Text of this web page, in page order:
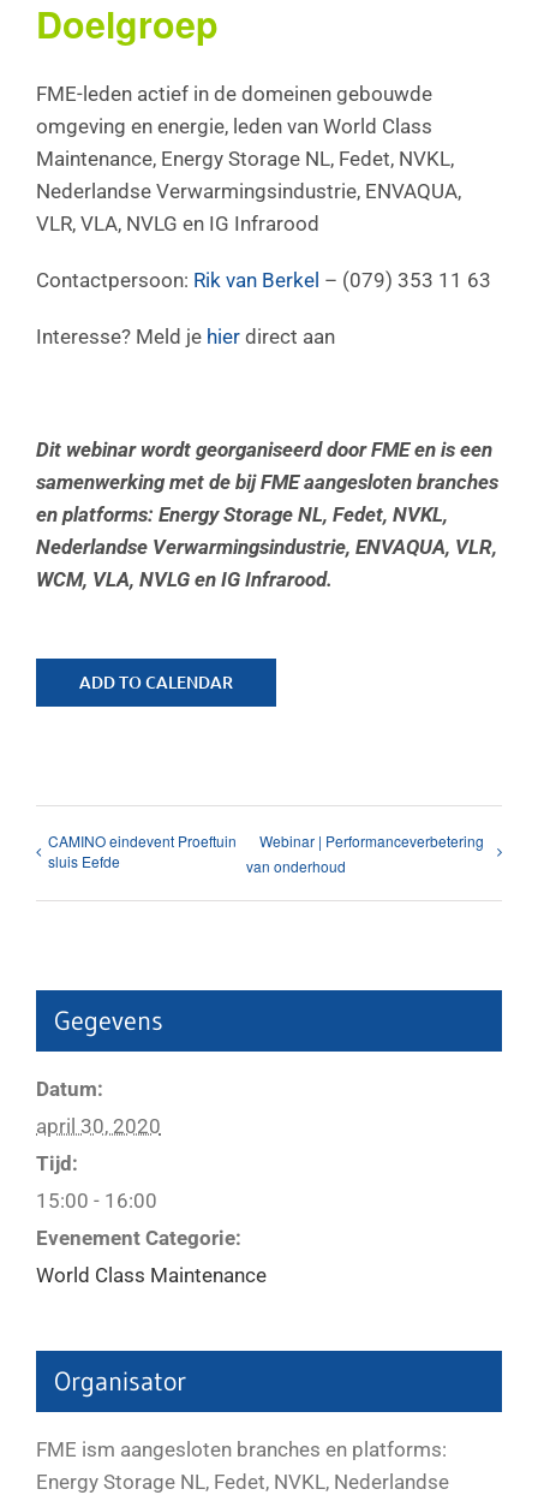
Doelgroep
FME-leden actief in de domeinen gebouwde
omgeving en energie, leden van World Class
Maintenance, Energy Storage NL, Fedet, NVKL,
Nederlandse Verwarmingsindustrie, ENVAQUA,
VLR, VLA, NVLG en IG Infrarood
Contactpersoon: Rik van Berkel – (079) 353 11 63
Interesse? Meld je hier direct aan
Dit webinar wordt georganiseerd door FME en is een
samenwerking met de bij FME aangesloten branches
en platforms: Energy Storage NL, Fedet, NVKL,
Nederlandse Verwarmingsindustrie, ENVAQUA, VLR,
WCM, VLA, NVLG en IG Infrarood.
ADD TO CALENDAR
CAMINO eindevent Proeftuin
sluis Eefde
Webinar | Performanceverbetering
van onderhoud
Gegevens
Datum:
april 30, 2020
Tijd:
15:00 - 16:00
Evenement Categorie:
World Class Maintenance
Organisator
FME ism aangesloten branches en platforms:
Energy Storage NL, Fedet, NVKL, Nederlandse